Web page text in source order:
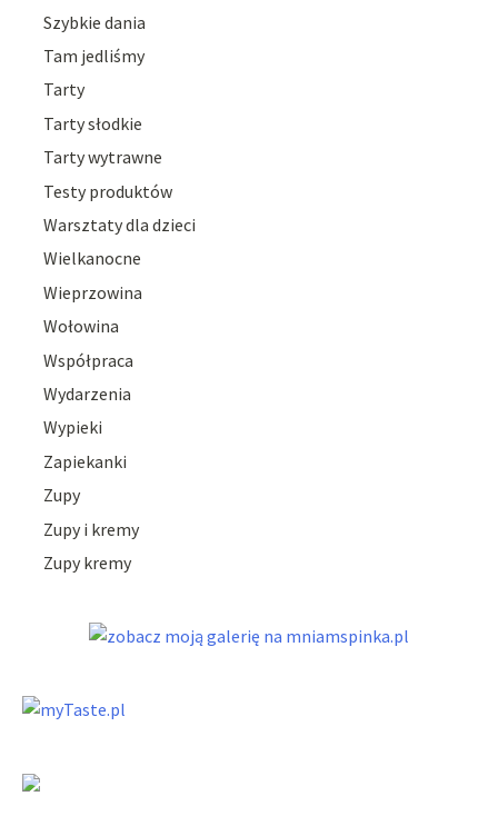
Szybkie dania
Tam jedliśmy
Tarty
Tarty słodkie
Tarty wytrawne
Testy produktów
Warsztaty dla dzieci
Wielkanocne
Wieprzowina
Wołowina
Współpraca
Wydarzenia
Wypieki
Zapiekanki
Zupy
Zupy i kremy
Zupy kremy